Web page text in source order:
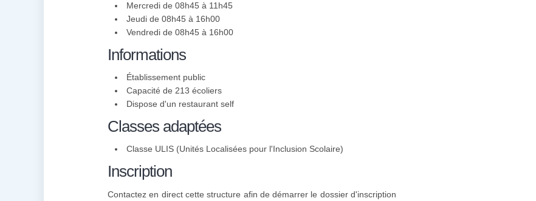
Mercredi de 08h45 à 11h45
Jeudi de 08h45 à 16h00
Vendredi de 08h45 à 16h00
Informations
Établissement public
Capacité de 213 écoliers
Dispose d'un restaurant self
Classes adaptées
Classe ULIS (Unités Localisées pour l'Inclusion Scolaire)
Inscription
Contactez en direct cette structure afin de démarrer le dossier d'inscription